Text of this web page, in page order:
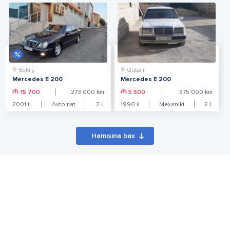
Bakı ş.
Mercedes E 200
15 700 273 000 km
2001 il Avtomat 2 L
Quba r.
Mercedes E 200
5 500 375 000 km
1990 il Mexaniki 2 L
Hamısına bax